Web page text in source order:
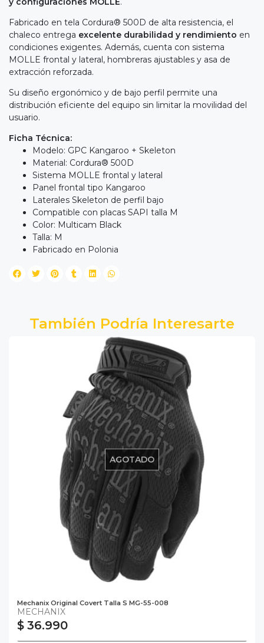
Fabricado en tela Cordura® 500D de alta resistencia, el
chaleco entrega excelente durabilidad y rendimiento en
condiciones exigentes. Además, cuenta con sistema
MOLLE frontal y lateral, hombreras ajustables y asa de
extracción reforzada.
Su diseño ergonómico y de bajo perfil permite una
distribución eficiente del equipo sin limitar la movilidad del
usuario.
Ficha Técnica:
Modelo: GPC Kangaroo + Skeleton
Material: Cordura® 500D
Sistema MOLLE frontal y lateral
Panel frontal tipo Kangaroo
Laterales Skeleton de perfil bajo
Compatible con placas SAPI talla M
Color: Multicam Black
Talla: M
Fabricado en Polonia
También Podría Interesarte
AGOTADO
Mechanix Original Covert Talla S MG-55-008
MECHANIX
$ 36.990